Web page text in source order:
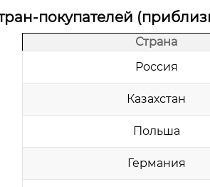
покупателей
Страна
Россия
Казахстан
Польша
Германия